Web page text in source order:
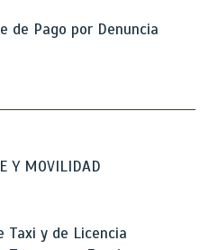
de Pago por Denuncia
Y MOVILIDAD
Taxi y de Licencia